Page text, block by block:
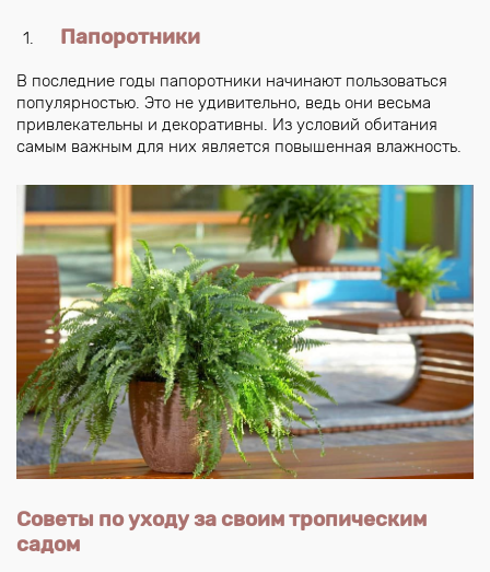
Папоротники
В последние годы папоротники начинают пользоваться
популярностью. Это не удивительно, ведь они весьма
привлекательны и декоративны. Из условий обитания
самым важным для них является повышенная влажность.
Советы по уходу за своим тропическим
садом